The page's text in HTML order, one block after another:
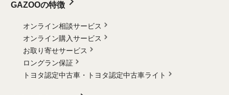
GAZOOの特徴
オンライン相談サービス
オンライン購入サービス
お取り寄せサービス
ロングラン保証
トヨタ認定中古車・
トヨタ認定中古車ライト